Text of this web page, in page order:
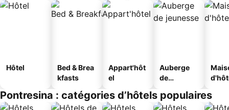
Hôtel
Bed & Brea
kfasts
Appart'hôt
el
Auberge
de
Pontresina : catégories d’hôtels populaires